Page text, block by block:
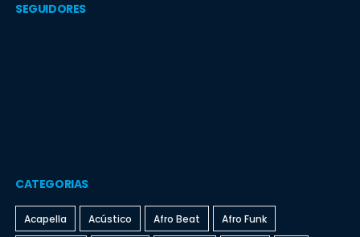
SEGUIDORES
CATEGORIAS
Acapella Acústico Afro Beat Afro Funk